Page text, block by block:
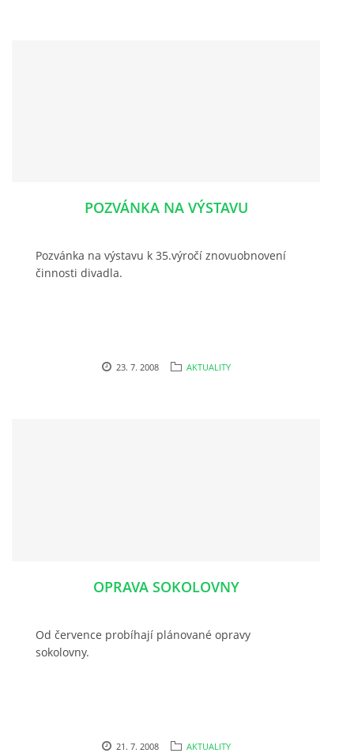
POZVÁNKA NA VÝSTAVU
Pozvánka na výstavu k 35.výročí znovuobnovení
činnosti divadla.
23. 7. 2008 AKTUALITY
OPRAVA SOKOLOVNY
Od července probíhají plánované opravy
sokolovny.
21. 7. 2008 AKTUALITY